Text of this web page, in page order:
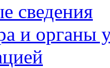
сведения
и органы